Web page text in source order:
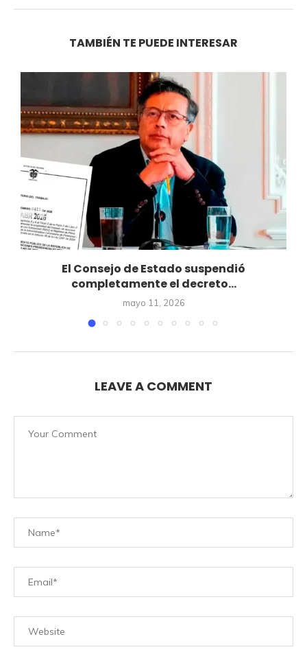
TAMBIÉN TE PUEDE INTERESAR
El Consejo de Estado suspendió
completamente el decreto...
mayo 11, 2026
LEAVE A COMMENT